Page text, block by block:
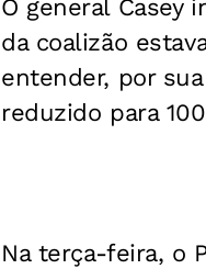
O general Casey
da coalizão
entender, por
reduzido para
Na terça-feira, o